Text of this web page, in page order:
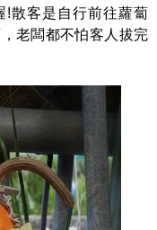
!散客是自行前往蘿蔔
老闆都不怕客人拔完